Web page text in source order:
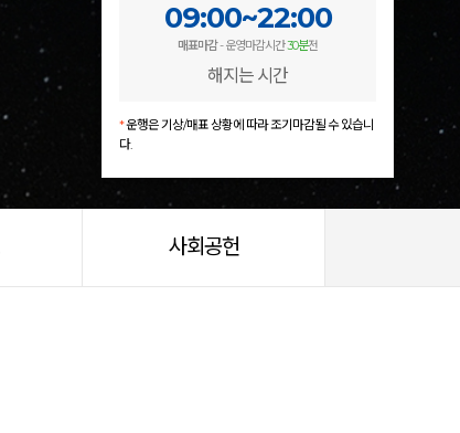
09:00~22:00
매표마감- 운영마감시간30분전
해지는 시간
*운행은 기상/매표 상황에 따라 조기마감될 수 있습니
다.
사회공헌